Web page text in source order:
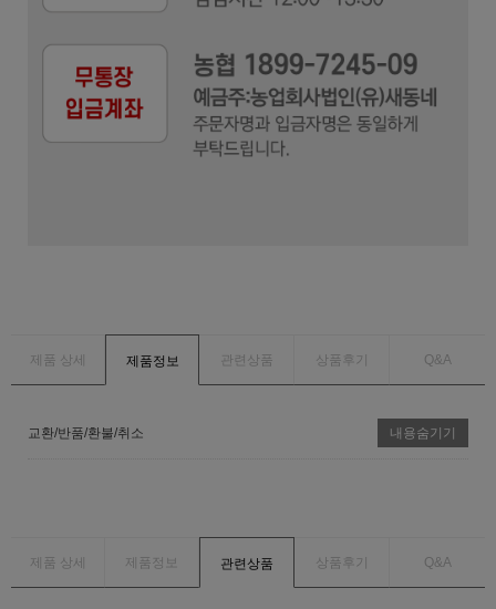
제품 상세 제품정보 관련상품 상품후기 Q&A
교환/반품/환불/취소 내용숨기기
제품 상세 제품정보 관련상품 상품후기 Q&A